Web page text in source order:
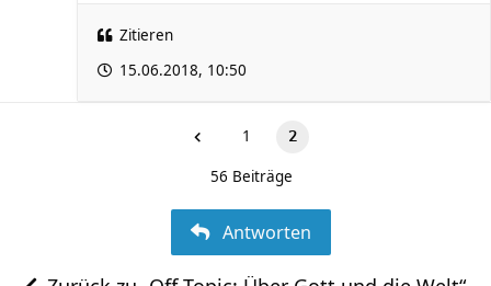
Zitieren
15.06.2018, 10:50
1 2
56 Beiträge
Antworten